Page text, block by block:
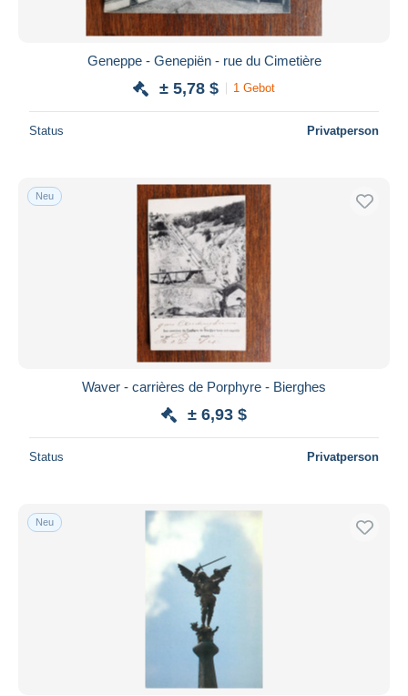
Geneppe - Genepiën - rue du Cimetière
± 5,78 $ 1 Gebot
Status Privatperson
Neu
Waver - carrières de Porphyre - Bierghes
± 6,93 $
Status Privatperson
Neu